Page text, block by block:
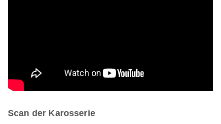
Scan der Karosserie